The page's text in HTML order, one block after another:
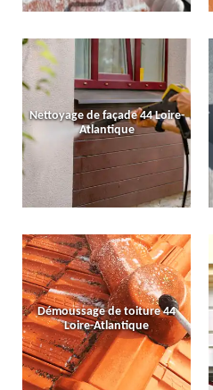
Nettoyage de façade 44 Loire-
Atlantique
Démoussage de toiture 44
Loire-Atlantique